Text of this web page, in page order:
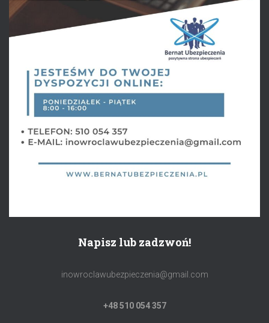
Napisz lub zadzwoń!
inowroclawubezpieczenia@gmail.com
+48 510 054 357